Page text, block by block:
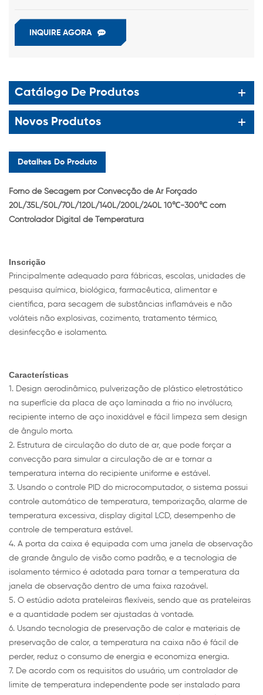
INQUIRE AGORA
Catálogo De Produtos
Novos Produtos
Detalhes Do Produto
Forno de Secagem por Convecção de Ar Forçado
20L/35L/50L/70L/120L/140L/200L/240L 10℃-300℃ com
Controlador Digital de Temperatura
Inscrição
Principalmente adequado para fábricas, escolas, unidades de
pesquisa química, biológica, farmacêutica, alimentar e
científica, para secagem de substâncias inflamáveis ​​e não
voláteis não explosivas, cozimento, tratamento térmico,
desinfecção e isolamento.
Características
1. Design aerodinâmico, pulverização de plástico eletrostático
na superfície da placa de aço laminada a frio no invólucro,
recipiente interno de aço inoxidável e fácil limpeza sem design
de ângulo morto.
2. Estrutura de circulação do duto de ar, que pode forçar a
convecção para simular a circulação de ar e tornar a
temperatura interna do recipiente uniforme e estável.
3. Usando o controle PID do microcomputador, o sistema possui
controle automático de temperatura, temporização, alarme de
temperatura excessiva, display digital LCD, desempenho de
controle de temperatura estável.
4. A porta da caixa é equipada com uma janela de observação
de grande ângulo de visão como padrão, e a tecnologia de
isolamento térmico é adotada para tornar a temperatura da
janela de observação dentro de uma faixa razoável.
5. O estúdio adota prateleiras flexíveis, sendo que as prateleiras
e a quantidade podem ser ajustadas à vontade.
6. Usando tecnologia de preservação de calor e materiais de
preservação de calor, a temperatura na caixa não é fácil de
perder, reduz o consumo de energia e economiza energia.
7. De acordo com os requisitos do usuário, um controlador de
limite de temperatura independente pode ser instalado para